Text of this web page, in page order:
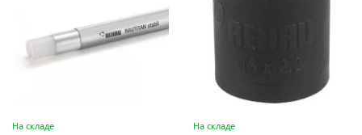
На складе На складе